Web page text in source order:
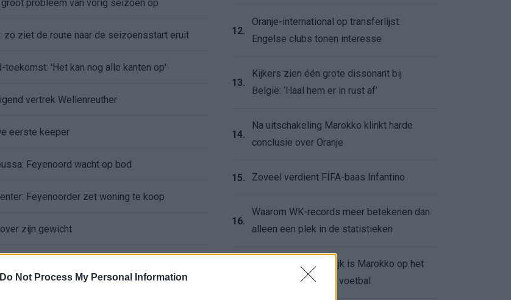
Do Not Process My Personal Information
probleem van vorig seizoen op
zo ziet de route naar de seizoensstart eruit
'Het kan nog alle kanten op'
vertrek Wellenreuther
eerste keeper
Feyenoord wacht op bod
Feyenoorder zet woning te koop
zijn gewicht
op het WK 2026
richting seizoenstart
12.
Oranje-international op transferlijst:
Engelse clubs tonen interesse
13.
Kijkers zien één grote dissonant bij
België: ‘Haal hem er in rust af’
14.
Na uitschakeling Marokko klinkt harde
conclusie over Oranje
15. Zoveel verdient FIFA-baas Infantino
16.
Waarom WK-records meer betekenen dan
alleen een plek in de statistieken
Voor de Schilderswijk is Marokko op het
WK meer dan alleen voetbal